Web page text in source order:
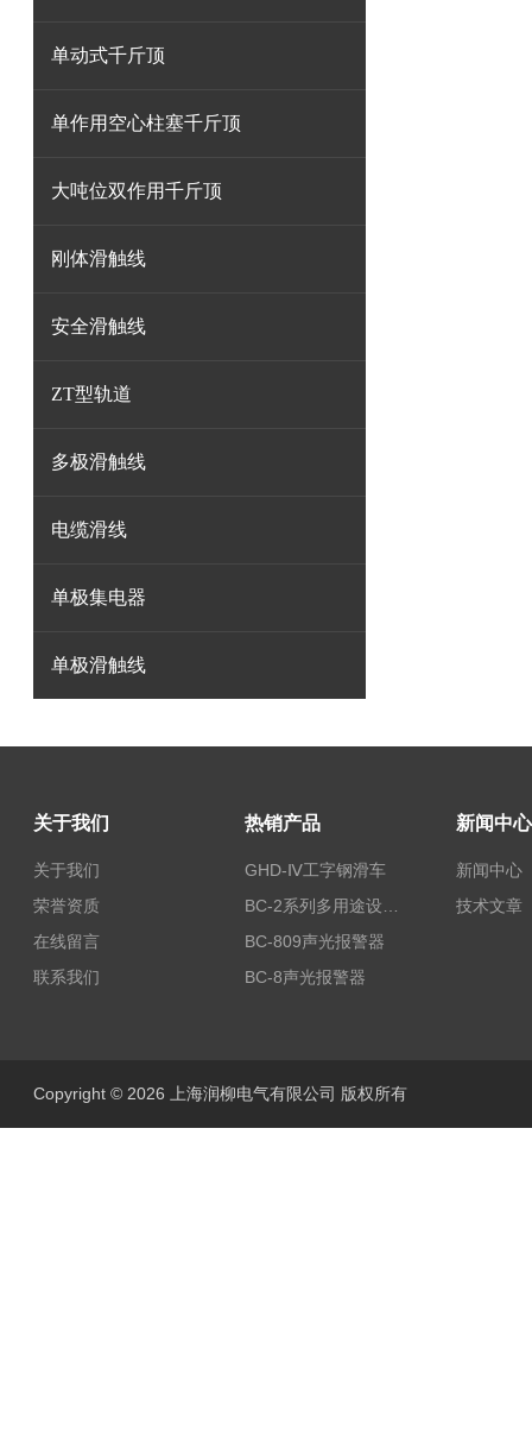
单动式千斤顶
单作用空心柱塞千斤顶
大吨位双作用千斤顶
刚体滑触线
安全滑触线
ZT型轨道
多极滑触线
电缆滑线
单极集电器
单极滑触线
关于我们
关于我们
荣誉资质
在线留言
联系我们
热销产品
GHD-Ⅳ工字钢滑车
BC-809声光报警器
BC-8声光报警器
新闻中心
新闻中心
技术文章
Copyright © 2026 上海润柳电气有限公司 版权所有